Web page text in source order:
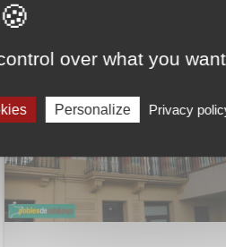
over what you
Personalize Privacy